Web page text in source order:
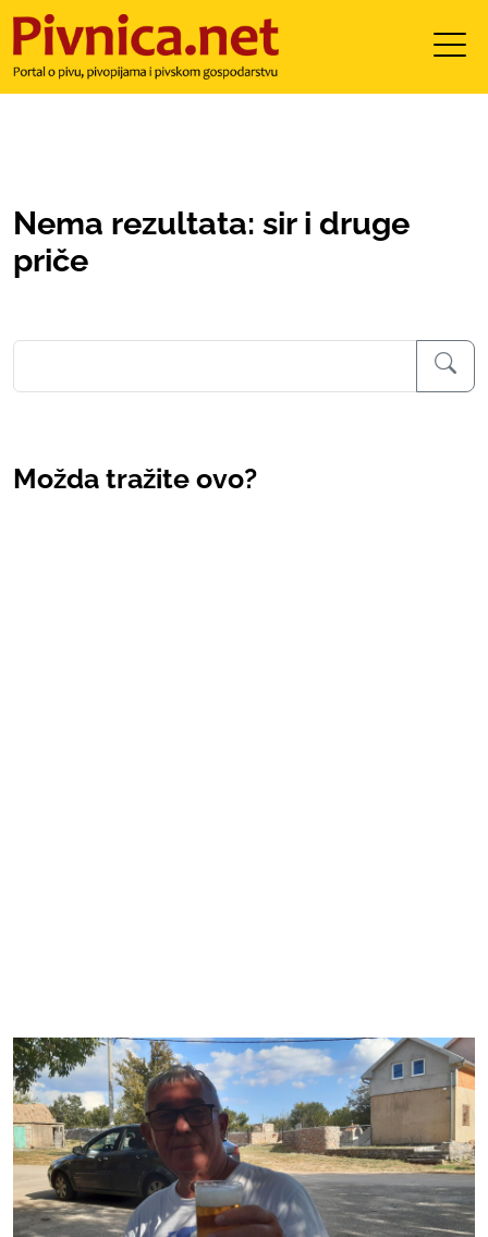
Nema rezultata: sir i druge
priče
Možda tražite ovo?